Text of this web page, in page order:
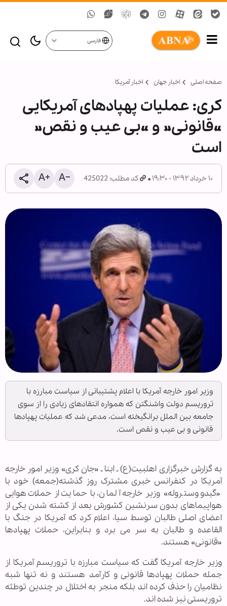
فارسی
صفحه اصلی اخبار جهان اخبار آمریکا
کری: عملیات پهپادهای آمریکایی
«قانونی» و «بی عیب و نقص»
است
۱۰ خرداد ۱۳۹۲ - ۱۹:۳۰ کد مطلب: 425022
وزیر امور خارجه آمریکا با اعلام پشتیبانی از سیاست مبارزه با
تروریسم دولت واشنگتن که همواره انتقادهای زیادی را از سوی
جامعه بین الملل برانگیخته است، مدعی شد که عملیات پهپادها
قانونی و بی عیب و نقص است.
به گزارش خبرگزاری اهل‏بیت(ع) ـ ابنا ـ «جان کری» وزیر امور خارجه
آمریکا در کنفرانس خبری مشترک روز گذشته(جمعه) خود با
«گیدو وستروله» وزیر خارجه آلمان، با حمایت از حملات هوایی
هواپیماهای بدون سرنشین کشورش بعد از کشته شدن یکی از
اعضای اصلی طالبان توسط سیا، اعلام کرد که آمریکا در جنگ با
القاعده و طالبان به سر می برد و بنابراین، حملات پهپادها
«قانونی» هستند.
وزیر خارجه آمریکا گفت که سیاست مبارزه با تروریسم آمریکا از
جمله حملات پهپادها قانونی و کارآمد هستند و نه تنها شبه
نظامیان را حذف کرده اند بلکه منجر به اختلال در چندین توطئه
تروریستی نیز شده اند.